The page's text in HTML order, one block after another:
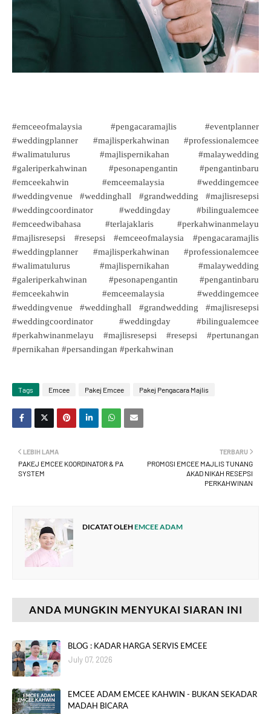
#emceeofmalaysia #pengacaramajlis #eventplanner
#weddingplanner #majlisperkahwinan #professionalemcee
#walimatulurus #majlispernikahan #malaywedding
#galeriperkahwinan #pesonapengantin #pengantinbaru
#emceekahwin #emceemalaysia #weddingemcee
#weddingvenue #weddinghall #grandwedding #majlisresepsi
#weddingcoordinator #weddingday #bilingualemcee
#emceedwibahasa #terlajaklaris #perkahwinanmelayu
#majlisresepsi #resepsi #emceeofmalaysia #pengacaramajlis
#weddingplanner #majlisperkahwinan #professionalemcee
#walimatulurus #majlispernikahan #malaywedding
#galeriperkahwinan #pesonapengantin #pengantinbaru
#emceekahwin #emceemalaysia #weddingemcee
#weddingvenue #weddinghall #grandwedding #majlisresepsi
#weddingcoordinator #weddingday #bilingualemcee
#perkahwinanmelayu #majlisresepsi #resepsi #pertunangan
#pernikahan #persandingan #perkahwinan
Tags Emcee Pakej Emcee Pakej Pengacara Majlis
TERBARU
PROMOSI EMCEE MAJLIS TUNANG
AKAD NIKAH RESEPSI
PERKAHWINAN
LEBIH LAMA
PAKEJ EMCEE KOORDINATOR & PA
SYSTEM
DICATAT OLEHEMCEE ADAM
ANDA MUNGKIN MENYUKAI SIARAN INI
BLOG : KADAR HARGA SERVIS EMCEE
July 07, 2026
EMCEE ADAM EMCEE KAHWIN - BUKAN SEKADAR
MADAH BICARA